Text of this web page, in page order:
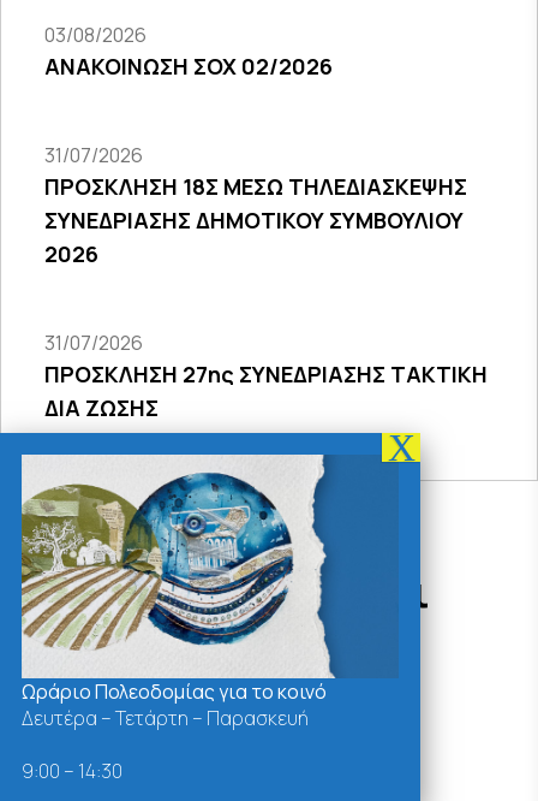
03/08/2026
ΑΝΑΚΟΙΝΩΣΗ ΣΟΧ 02/2026
31/07/2026
ΠΡΟΣΚΛΗΣΗ 18Σ ΜΕΣΩ ΤΗΛΕΔΙΑΣΚΕΨΗΣ
ΣΥΝΕΔΡΙΑΣΗΣ ΔΗΜΟΤΙΚΟΥ ΣΥΜΒΟΥΛΙΟΥ
2026
31/07/2026
ΠΡΟΣΚΛΗΣΗ 27ης ΣΥΝΕΔΡΙΑΣΗΣ ΤΑΚΤΙΚΗ
ΔΙΑ ΖΩΣΗΣ
Δράσεις - Χρήσιμοι
Σύνδεσμοι
Ωράριο Πολεοδομίας για το κοινό
Δευτέρα – Τετάρτη – Παρασκευή
9:00 – 14:30